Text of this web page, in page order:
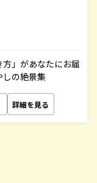
」があなたにお届
の絶景集
詳細を見る